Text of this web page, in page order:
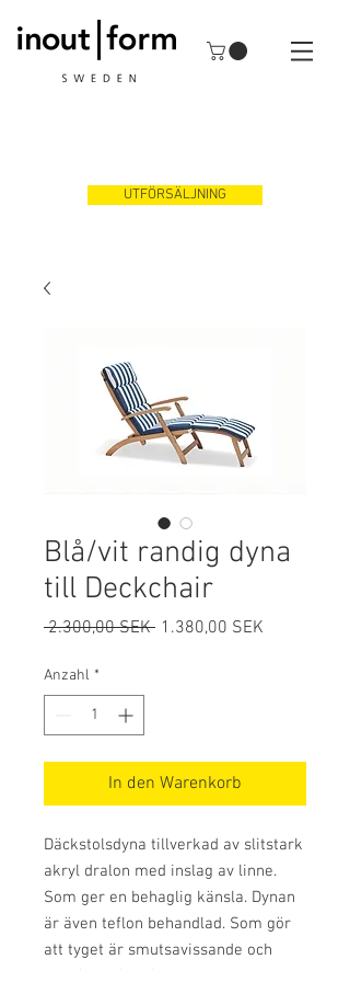
UTFÖRSÄLJNING
Blå/vit randig dyna
till Deckchair
2.300,00 SEK Standardpreis
1.380,00 SEK
Anzahl *
In den Warenkorb
Däckstolsdyna tillverkad av slitstark
akryl dralon med inslag av linne.
Som ger en behaglig känsla. Dynan
är även teflon behandlad. Som gör
att tyget är smutsavissande och
som inte absorberar